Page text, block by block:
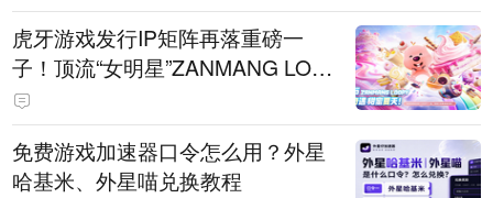
虎牙游戏发行IP矩阵再落重磅一
子！顶流“女明星”ZANMANG LOO
PY 正版3D消除手游《消消奇遇》
惊喜曝光
免费游戏加速器口令怎么用？外星
哈基米、外星喵兑换教程